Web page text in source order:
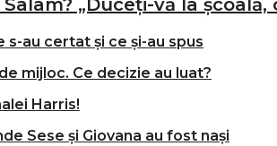
„Duceți-vă la școală,
s-au certat și ce și-au spus
mijloc. Ce decizie au luat?
Harris!
Sese și Giovana au fost nași